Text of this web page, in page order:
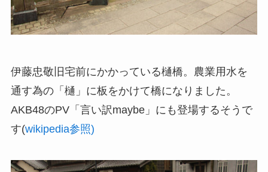
伊藤忠敬旧宅前にかかっている樋橋。農業用水を
通す為の「樋」に板をかけて橋になりました。
AKB48のPV「言い訳maybe」にも登場するそうで
す(wikipedia参照)